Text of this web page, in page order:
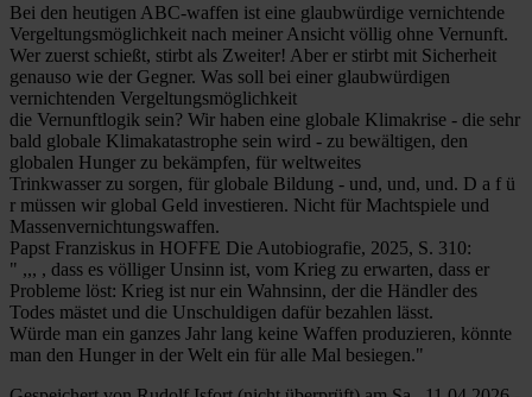
Bei den heutigen ABC-waffen ist eine glaubwürdige vernichtende
Vergeltungsmöglichkeit nach meiner Ansicht völlig ohne Vernunft.
Wer zuerst schießt, stirbt als Zweiter! Aber er stirbt mit Sicherheit
genauso wie der Gegner. Was soll bei einer glaubwürdigen
vernichtenden Vergeltungsmöglichkeit
die Vernunftlogik sein? Wir haben eine globale Klimakrise - die sehr
bald globale Klimakatastrophe sein wird - zu bewältigen, den
globalen Hunger zu bekämpfen, für weltweites
Trinkwasser zu sorgen, für globale Bildung - und, und, und. D a f ü
r müssen wir global Geld investieren. Nicht für Machtspiele und
Massenvernichtungswaffen.
Papst Franziskus in HOFFE Die Autobiografie, 2025, S. 310:
" ,,, , dass es völliger Unsinn ist, vom Krieg zu erwarten, dass er
Probleme löst: Krieg ist nur ein Wahnsinn, der die Händler des
Todes mästet und die Unschuldigen dafür bezahlen lässt.
Würde man ein ganzes Jahr lang keine Waffen produzieren, könnte
man den Hunger in der Welt ein für alle Mal besiegen."